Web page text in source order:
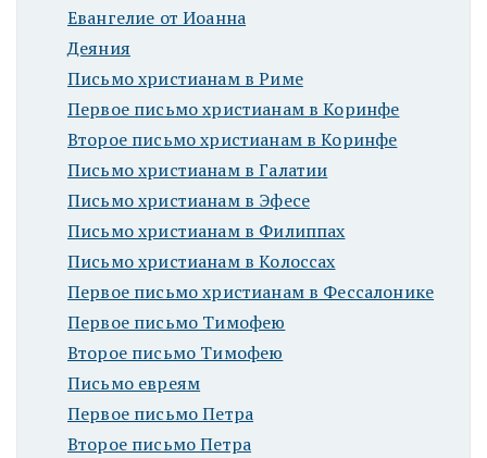
Евангелие от Иоанна
Деяния
Письмо христианам в Риме
Первое письмо христианам в Коринфе
Второе письмо христианам в Коринфе
Письмо христианам в Галатии
Письмо христианам в Эфесе
Письмо христианам в Филиппах
Письмо христианам в Колоссах
Первое письмо христианам в Фессалонике
Первое письмо Тимофею
Второе письмо Тимофею
Письмо евреям
Первое письмо Петра
Второе письмо Петра